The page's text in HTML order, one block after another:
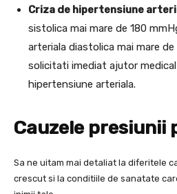
Criza de hipertensiune
sistolica mai mare de 180
arteriala diastolica mai mare
solicitati imediat ajutor
hipertensiune arteriala.
Cauzele presiunii
Sa ne uitam mai detaliat la diferitele
crescut si la conditiile de sanatate